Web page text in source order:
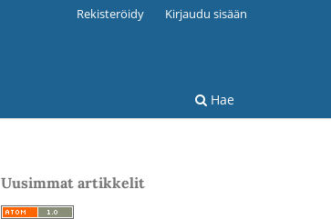
Hae
Rekisteröidy Kirjaudu sisään
Uusimmat artikkelit